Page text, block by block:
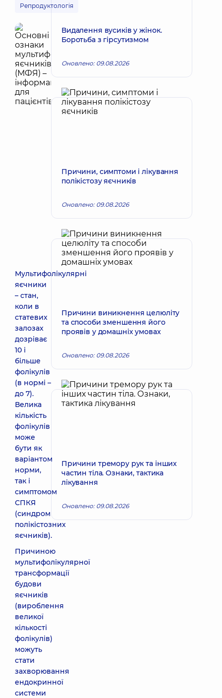
Репродуктологія
Мультифолікулярні
яєчники
– стан,
коли в
статевих
залозах
дозріває
10 і
більше
фолікулів
(в нормі –
до 7).
Велика
кількість
фолікулів
може
бути як
варіантом
норми,
так і
симптомом
СПКЯ
(синдром
полікістозних
яєчників).
Причиною
мультифолікулярної
трансформації
будови
яєчників
(вироблення
великої
кількості
фолікулів)
можуть
стати
захворювання
ендокринної
системи
Видалення вусиків у жінок.
Боротьба з гірсутизмом
Оновлено: 09.08.2026
Причини, симптоми і лікування
полікістозу яєчників
Оновлено: 09.08.2026
Причини виникнення целюліту
та способи зменшення його
проявів у домашніх умовах
Оновлено: 09.08.2026
Причини тремору рук та інших
частин тіла. Ознаки, тактика
лікування
Оновлено: 09.08.2026